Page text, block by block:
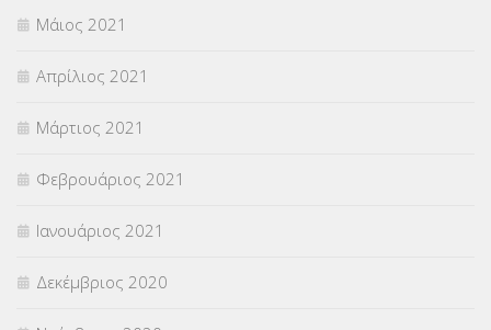
Μάιος 2021
Απρίλιος 2021
Μάρτιος 2021
Φεβρουάριος 2021
Ιανουάριος 2021
Δεκέμβριος 2020